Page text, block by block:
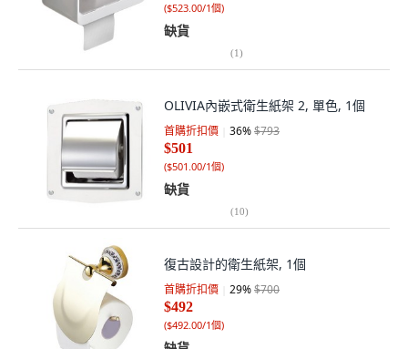
($523.00/1個)
缺貨
(1)
OLIVIA內嵌式衛生紙架 2, 單色, 1個
首購折扣價 36%$793
$501
($501.00/1個)
缺貨
(10)
復古設計的衛生紙架, 1個
首購折扣價 29%$700
$492
($492.00/1個)